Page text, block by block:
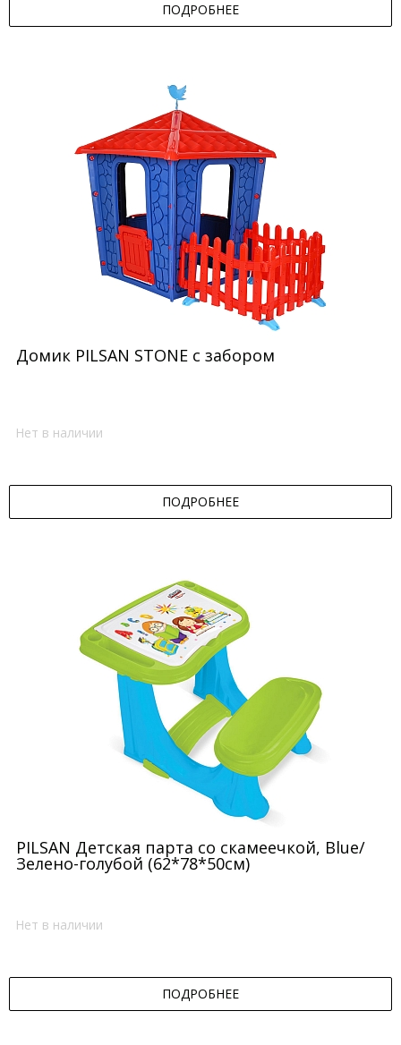
ПОДРОБНЕЕ
Домик PILSAN STONE c забором
Нет в наличии
ПОДРОБНЕЕ
PILSAN Детская парта со скамеечкой, Blue/
Зелено-голубой (62*78*50см)
Нет в наличии
ПОДРОБНЕЕ